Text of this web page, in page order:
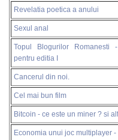
Revelatia poetica a anului
Sexul anal
Topul Blogurilor Romanesti
pentru editia I
Cancerul din noi.
Cel mai bun film
Bitcoin - ce este un miner ? si
Economia unui joc multiplayer